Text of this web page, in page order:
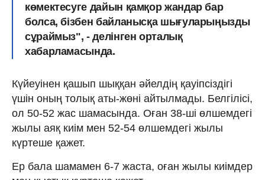
көмектесуге дайын қамқор жандар бар
болса, бізбен байланысқа шығуларыңызды
сұраймыз", - делінген орталық
хабарламасында.
Күйеуінен қашып шыққан әйелдің қауіпсіздігі
үшін оның толық аты-жөні айтылмады. Белгілісі,
ол 50-52 жас шамасында. Оған 38-ші өлшемдегі
жылы аяқ киім мен 52-54 өлшемдегі жылы
күртеше қажет.
Ер бала шамамен 6-7 жаста, оған жылы киімдер